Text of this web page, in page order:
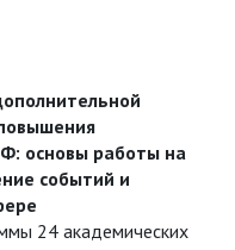
основы работы на
событий и
24 академических